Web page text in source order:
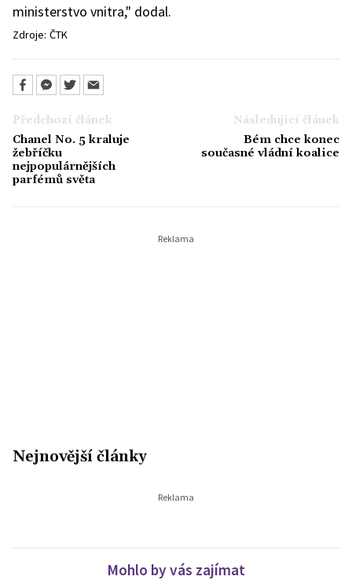
ministerstvo vnitra," dodal.
Zdroje: ČTK
Předchozí článek
Chanel No. 5 kraluje
žebříčku
nejpopulárnějších
parfémů světa
Následující článek
Bém chce konec
současné vládní koalice
Nejnovější články
Mohlo by vás zajímat